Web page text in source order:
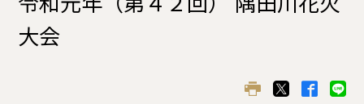
令和元年（第４２回） 隅田川花火
大会